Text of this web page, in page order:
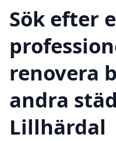
Sök efter
renovera
andra
Lillhärdal